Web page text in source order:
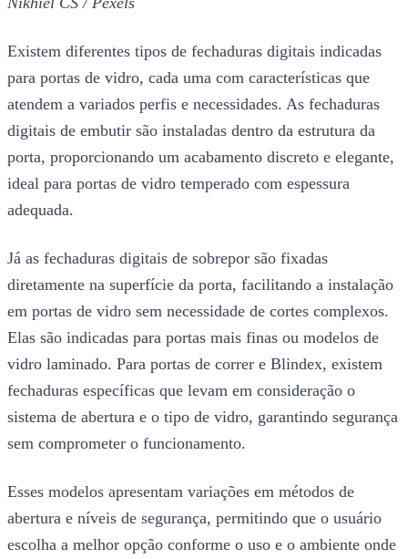
Existem diferentes tipos de fechaduras digitais indicadas
para portas de vidro, cada uma com características que
atendem a variados perfis e necessidades. As fechaduras
digitais de embutir são instaladas dentro da estrutura da
porta, proporcionando um acabamento discreto e elegante,
ideal para portas de vidro temperado com espessura
adequada.
Já as fechaduras digitais de sobrepor são fixadas
diretamente na superfície da porta, facilitando a instalação
em portas de vidro sem necessidade de cortes complexos.
Elas são indicadas para portas mais finas ou modelos de
vidro laminado. Para portas de correr e Blindex, existem
fechaduras específicas que levam em consideração o
sistema de abertura e o tipo de vidro, garantindo segurança
sem comprometer o funcionamento.
Esses modelos apresentam variações em métodos de
abertura e níveis de segurança, permitindo que o usuário
escolha a melhor opção conforme o uso e o ambiente onde